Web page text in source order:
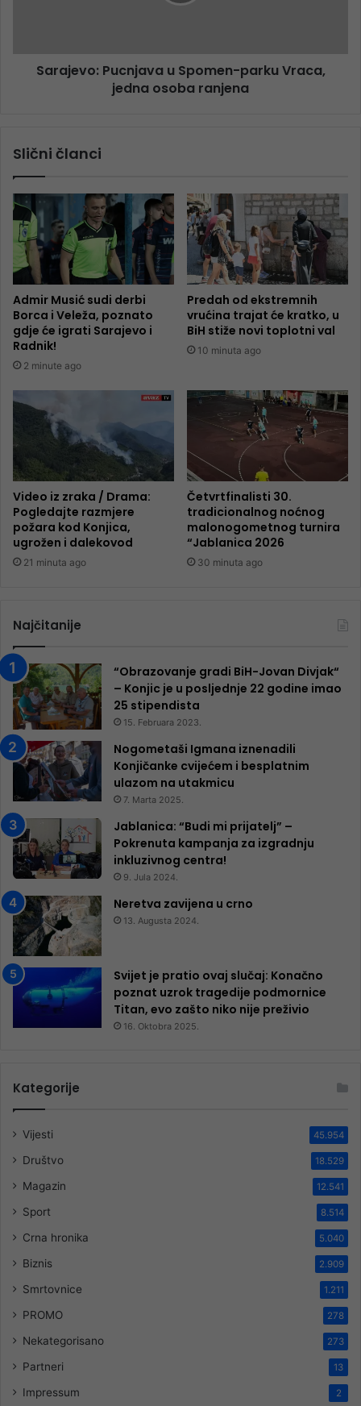
Sarajevo: Pucnjava u Spomen-parku Vraca,
jedna osoba ranjena
Slični članci
Admir Musić sudi derbi
Borca i Veleža, poznato
gdje će igrati Sarajevo i
Radnik!
2 minute ago
Predah od ekstremnih
vrućina trajat će kratko, u
BiH stiže novi toplotni val
10 minuta ago
Video iz zraka / Drama:
Pogledajte razmjere
požara kod Konjica,
ugrožen i dalekovod
21 minuta ago
Četvrtfinalisti 30.
tradicionalnog noćnog
malonogometnog turnira
“Jablanica 2026
30 minuta ago
Najčitanije
“Obrazovanje gradi BiH-Jovan Divjak“
– Konjic je u posljednje 22 godine imao
25 ​​stipendista
15. Februara 2023.
Nogometaši Igmana iznenadili
Konjičanke cvijećem i besplatnim
ulazom na utakmicu
7. Marta 2025.
Jablanica: “Budi mi prijatelj” –
Pokrenuta kampanja za izgradnju
inkluzivnog centra!
9. Jula 2024.
Neretva zavijena u crno
13. Augusta 2024.
Svijet je pratio ovaj slučaj: Konačno
poznat uzrok tragedije podmornice
Titan, evo zašto niko nije preživio
16. Oktobra 2025.
Kategorije
Vijesti 45.954
Društvo 18.529
Magazin 12.541
Sport 8.514
Crna hronika 5.040
Biznis 2.909
Smrtovnice 1.211
PROMO 278
Nekategorisano 273
Partneri 13
Impressum 2